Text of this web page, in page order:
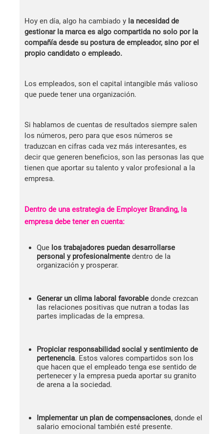
Hoy en día, algo ha cambiado y la necesidad de
gestionar la marca es algo compartida no solo por la
compañía desde su postura de empleador, sino por el
propio candidato o empleado.
Los empleados, son el capital intangible más valioso
que puede tener una organización.
Si hablamos de cuentas de resultados siempre salen
los números, pero para que esos números se
traduzcan en cifras cada vez más interesantes, es
decir que generen beneficios, son las personas las que
tienen que aportar su talento y valor profesional a la
empresa.
Dentro de una estrategia de Employer Branding, la
empresa debe tener en cuenta:
Que los trabajadores puedan desarrollarse
personal y profesionalmente dentro de la
organización y prosperar.
Generar un clima laboral favorable donde crezcan
las relaciones positivas que nutran a todas las
partes implicadas de la empresa.
Propiciar responsabilidad social y sentimiento de
pertenencia. Estos valores compartidos son los
que hacen que el empleado tenga ese sentido de
pertenecer y la empresa pueda aportar su granito
de arena a la sociedad.
Implementar un plan de compensaciones, donde el
salario emocional también esté presente.